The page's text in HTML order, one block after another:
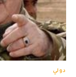
دولي